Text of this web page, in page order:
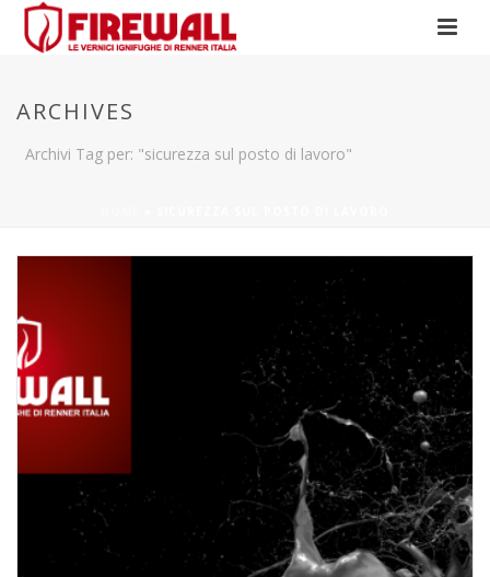
ARCHIVES
Archivi Tag per: "sicurezza sul posto di lavoro"